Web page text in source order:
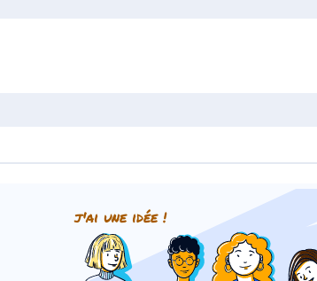
j'ai une idée !